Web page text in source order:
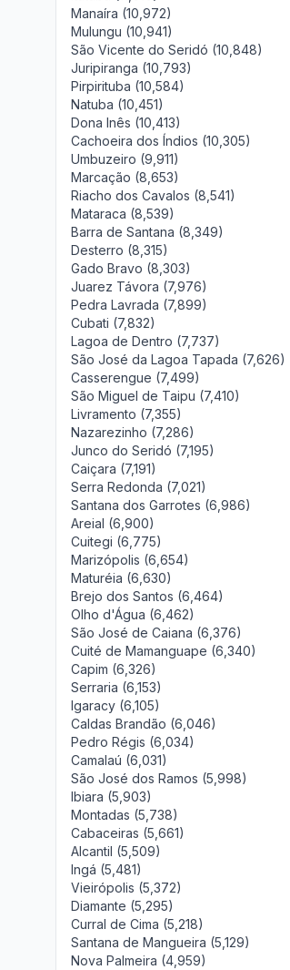
Manaíra (10,972)
Mulungu (10,941)
São Vicente do Seridó (10,848)
Juripiranga (10,793)
Pirpirituba (10,584)
Natuba (10,451)
Dona Inês (10,413)
Cachoeira dos Índios (10,305)
Umbuzeiro (9,911)
Marcação (8,653)
Riacho dos Cavalos (8,541)
Mataraca (8,539)
Barra de Santana (8,349)
Desterro (8,315)
Gado Bravo (8,303)
Juarez Távora (7,976)
Pedra Lavrada (7,899)
Cubati (7,832)
Lagoa de Dentro (7,737)
São José da Lagoa Tapada (7,626)
Casserengue (7,499)
São Miguel de Taipu (7,410)
Livramento (7,355)
Nazarezinho (7,286)
Junco do Seridó (7,195)
Caiçara (7,191)
Serra Redonda (7,021)
Santana dos Garrotes (6,986)
Areial (6,900)
Cuitegi (6,775)
Marizópolis (6,654)
Maturéia (6,630)
Brejo dos Santos (6,464)
Olho d'Água (6,462)
São José de Caiana (6,376)
Cuité de Mamanguape (6,340)
Capim (6,326)
Serraria (6,153)
Igaracy (6,105)
Caldas Brandão (6,046)
Pedro Régis (6,034)
Camalaú (6,031)
São José dos Ramos (5,998)
Ibiara (5,903)
Montadas (5,738)
Cabaceiras (5,661)
Alcantil (5,509)
Ingá (5,481)
Vieirópolis (5,372)
Diamante (5,295)
Curral de Cima (5,218)
Santana de Mangueira (5,129)
Nova Palmeira (4,959)